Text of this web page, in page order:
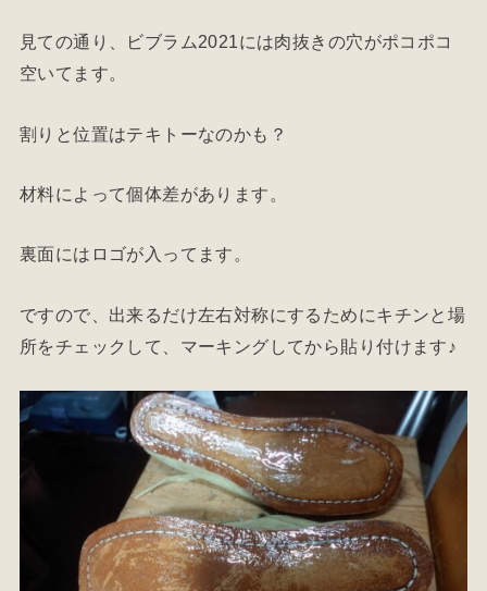
見ての通り、ビブラム2021には肉抜きの穴がポコポコ
空いてます。
割りと位置はテキトーなのかも？
材料によって個体差があります。
裏面にはロゴが入ってます。
ですので、出来るだけ左右対称にするためにキチンと場
所をチェックして、マーキングしてから貼り付けます♪